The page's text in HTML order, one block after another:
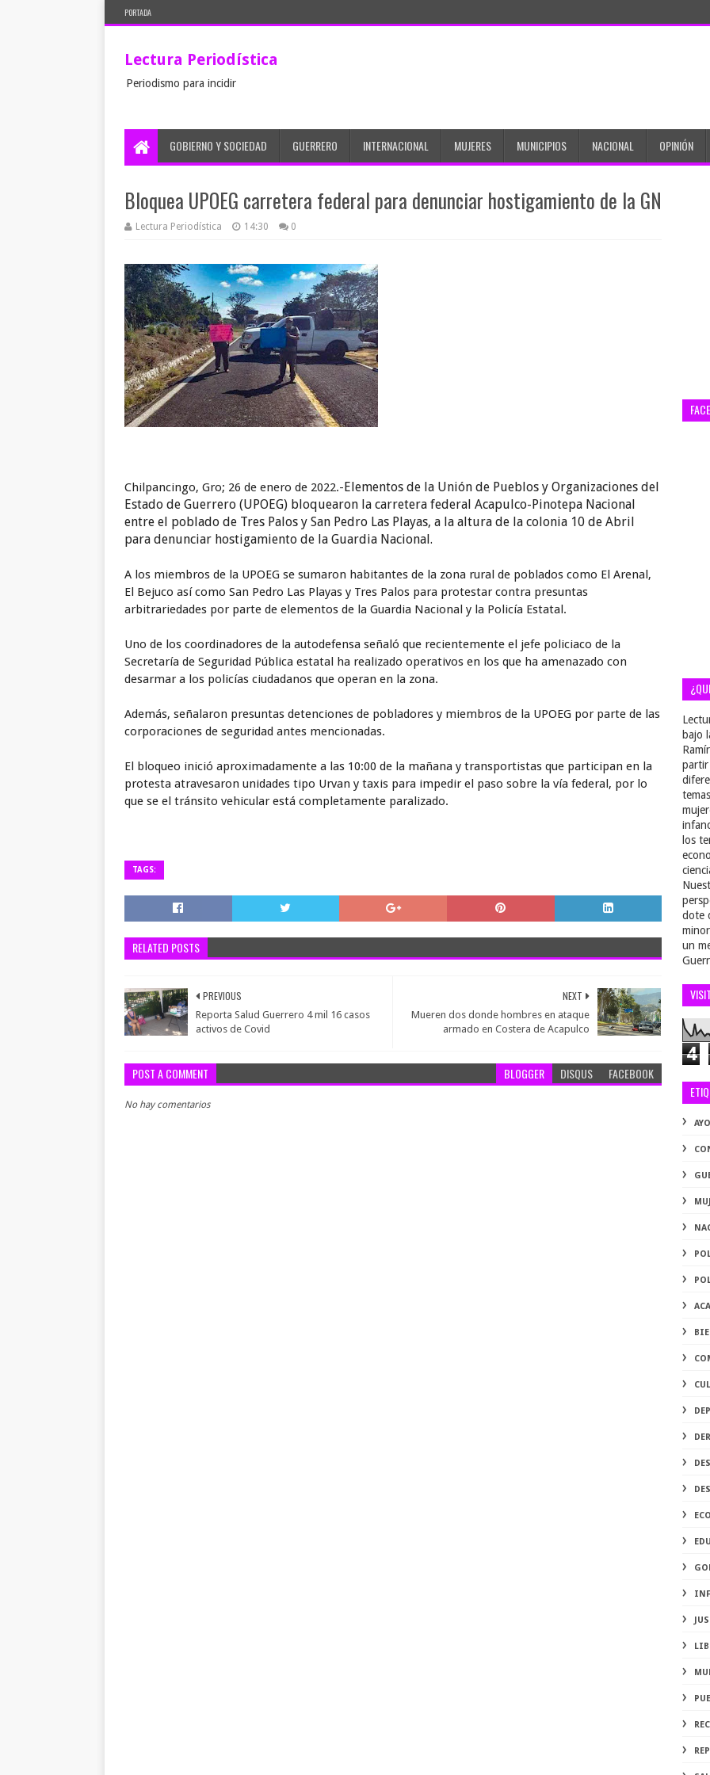
PORTADA
Lectura Periodística
Periodismo para incidir
GOBIERNO Y SOCIEDAD GUERRERO INTERNACIONAL MUJERES MUNICIPIOS NACIONAL OPINIÓN
Bloquea UPOEG carretera federal para denunciar hostigamiento de la GN
Lectura Periodística 14:30 0
Chilpancingo, Gro; 26 de enero de 2022.-Elementos de la Unión de Pueblos y Organizaciones del
Estado de Guerrero (UPOEG) bloquearon la carretera federal Acapulco-Pinotepa Nacional
entre el poblado de Tres Palos y San Pedro Las Playas, a la altura de la colonia 10 de Abril
para denunciar hostigamiento de la Guardia Nacional.
A los miembros de la UPOEG se sumaron habitantes de la zona rural de poblados como El Arenal,
El Bejuco así como San Pedro Las Playas y Tres Palos para protestar contra presuntas
arbitrariedades por parte de elementos de la Guardia Nacional y la Policía Estatal.
Uno de los coordinadores de la autodefensa señaló que recientemente el jefe policiaco de la
Secretaría de Seguridad Pública estatal ha realizado operativos en los que ha amenazado con
desarmar a los policías ciudadanos que operan en la zona.
Además, señalaron presuntas detenciones de pobladores y miembros de la UPOEG por parte de las
corporaciones de seguridad antes mencionadas.
El bloqueo inició aproximadamente a las 10:00 de la mañana y transportistas que participan en la
protesta atravesaron unidades tipo Urvan y taxis para impedir el paso sobre la vía federal, por lo
que se el tránsito vehicular está completamente paralizado.
TAGS:
RELATED POSTS
NEXT
Mueren dos donde hombres en ataque
armado en Costera de Acapulco
PREVIOUS
Reporta Salud Guerrero 4 mil 16 casos
activos de Covid
POST A COMMENT BLOGGER DISQUS FACEBOOK
No hay comentarios
bajo
partir
los
dote
un
4